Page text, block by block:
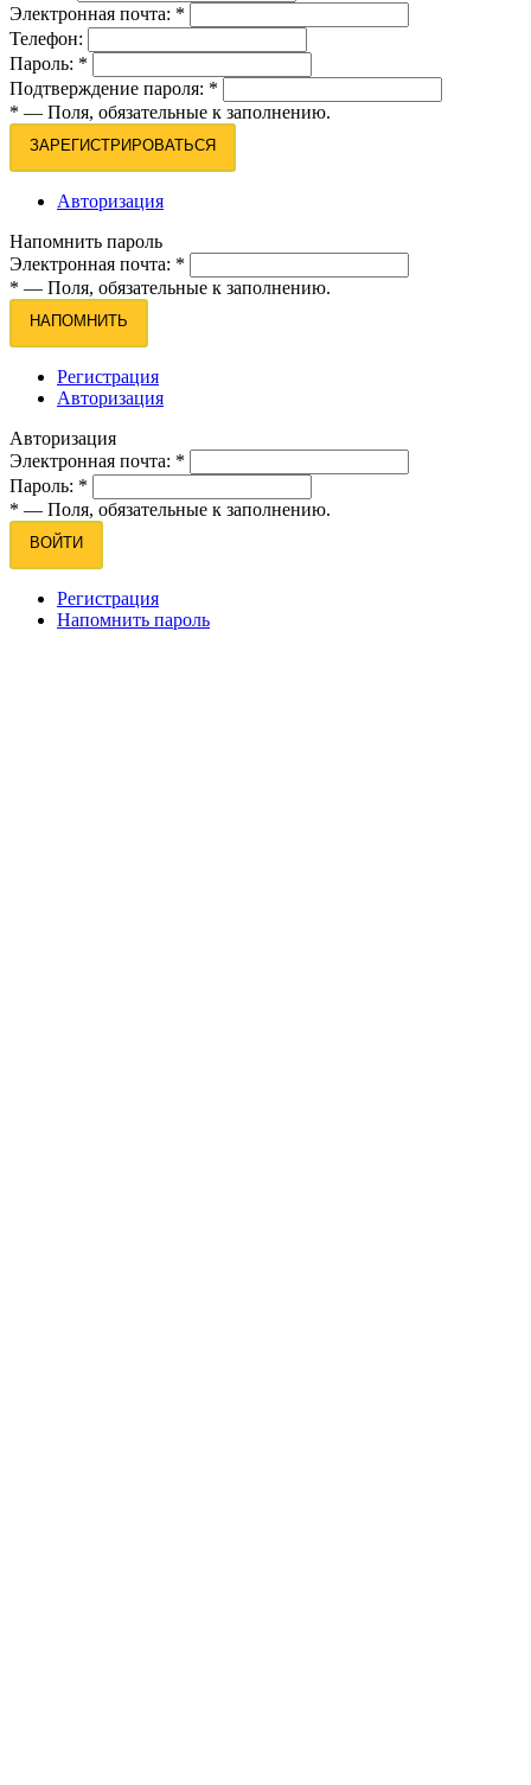
Электронная почта: *
Телефон:
Пароль: *
Подтверждение пароля: *
* — Поля, обязательные к заполнению.
ЗАРЕГИСТРИРОВАТЬСЯ
Авторизация
Напомнить пароль
Электронная почта: *
* — Поля, обязательные к заполнению.
НАПОМНИТЬ
Регистрация
Авторизация
Авторизация
Электронная почта: *
Пароль: *
* — Поля, обязательные к заполнению.
ВОЙТИ
Регистрация
Напомнить пароль